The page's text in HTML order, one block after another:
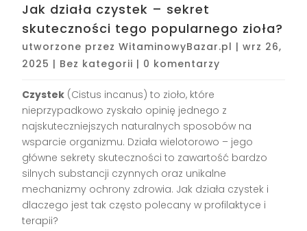
Jak działa czystek – sekret
skuteczności tego popularnego zioła?
utworzone przezWitaminowyBazar.pl |wrz 26,
2025 | Bez kategorii | 0 komentarzy
Czystek (Cistus incanus) to zioło, które
nieprzypadkowo zyskało opinię jednego z
najskuteczniejszych naturalnych sposobów na
wsparcie organizmu. Działa wielotorowo – jego
główne sekrety skuteczności to zawartość bardzo
silnych substancji czynnych oraz unikalne
mechanizmy ochrony zdrowia. Jak działa czystek i
dlaczego jest tak często polecany w profilaktyce i
terapii?